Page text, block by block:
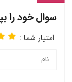
سوال خود را
امتیار شما :